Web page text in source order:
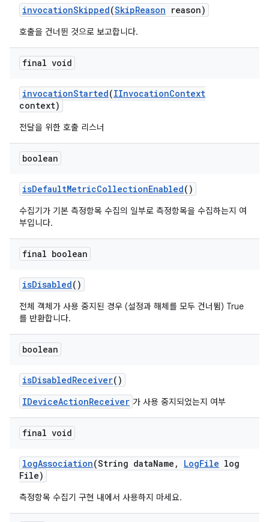
invocationSkipped(SkipReason reason)
호출을 건너뛴 것으로 보고합니다.
final void
invocationStarted(IInvocationContext
context)
전달을 위한 호출 리스너
boolean
isDefaultMetricCollectionEnabled()
수집기가 기본 측정항목 수집의 일부로 측정항목을 수집하는지 여
부입니다.
final boolean
isDisabled()
전체 객체가 사용 중지된 경우 (설정과 해체를 모두 건너뜀) True
를 반환합니다.
boolean
isDisabledReceiver()
IDeviceActionReceiver 가 사용 중지되었는지 여부
final void
logAssociation(String dataName , LogFile log
File)
측정항목 수집기 구현 내에서 사용하지 마세요.